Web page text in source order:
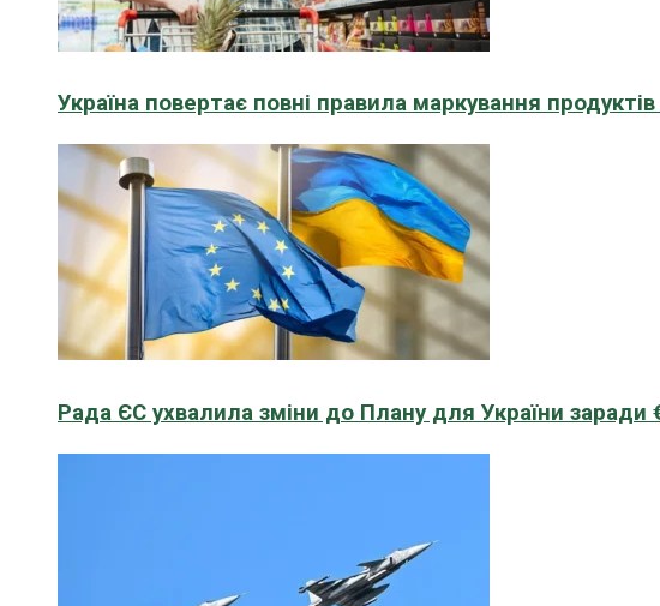
Україна повертає повні правила маркування
Рада ЄС ухвалила зміни до Плану для України заради